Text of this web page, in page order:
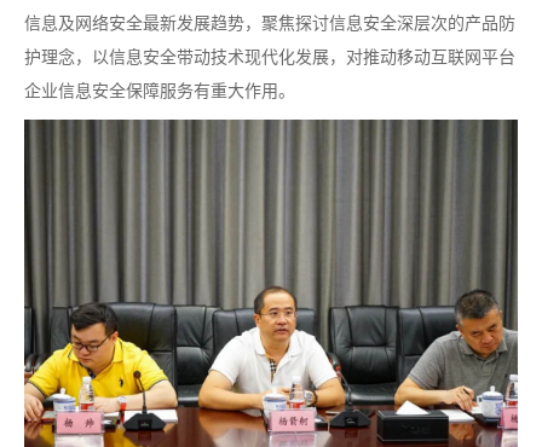
信息及网络安全最新发展趋势，聚焦探讨信息安全深层次的产品防
护理念，以信息安全带动技术现代化发展，对推动移动互联网平台
企业信息安全保障服务有重大作用。